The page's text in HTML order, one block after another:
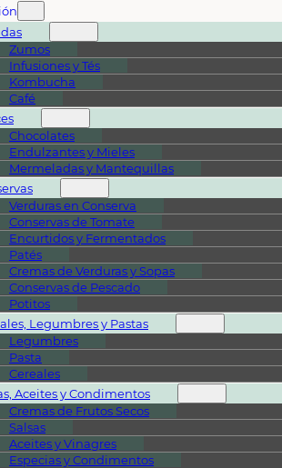
Zumos
Infusiones y Tés
Kombucha
Café
Chocolates
Endulzantes y Mieles
Mermeladas y Mantequillas
Verduras en Conserva
Conservas de Tomate
Encurtidos y Fermentados
Patés
Cremas de Verduras y Sopas
Conservas de Pescado
Potitos
Legumbres y Pastas
Legumbres
Pasta
Cereales
Aceites y Condimentos
Cremas de Frutos Secos
Salsas
Aceites y Vinagres
Especias y Condimentos